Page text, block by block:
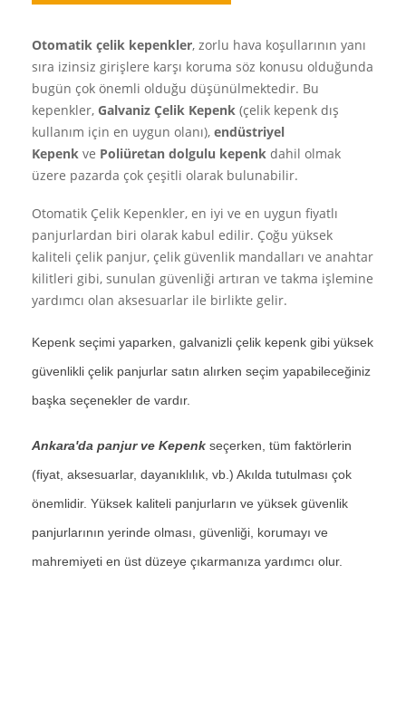
Otomatik çelik kepenkler, zorlu hava koşullarının yanı
sıra izinsiz girişlere karşı koruma söz konusu olduğunda
bugün çok önemli olduğu düşünülmektedir. Bu
kepenkler, Galvaniz Çelik Kepenk (çelik kepenk dış
kullanım için en uygun olanı), endüstriyel
Kepenk ve Poliüretan dolgulu kepenk dahil olmak
üzere pazarda çok çeşitli olarak bulunabilir.
Otomatik Çelik Kepenkler, en iyi ve en uygun fiyatlı
panjurlardan biri olarak kabul edilir. Çoğu yüksek
kaliteli çelik panjur, çelik güvenlik mandalları ve anahtar
kilitleri gibi, sunulan güvenliği artıran ve takma işlemine
yardımcı olan aksesuarlar ile birlikte gelir.
Kepenk seçimi yaparken, galvanizli çelik kepenk gibi yüksek
güvenlikli çelik panjurlar satın alırken seçim yapabileceğiniz
başka seçenekler de vardır.
Ankara'da panjur ve Kepenk seçerken, tüm faktörlerin
(fiyat, aksesuarlar, dayanıklılık, vb.) Akılda tutulması çok
önemlidir. Yüksek kaliteli panjurların ve yüksek güvenlik
panjurlarının yerinde olması, güvenliği, korumayı ve
mahremiyeti en üst düzeye çıkarmanıza yardımcı olur.